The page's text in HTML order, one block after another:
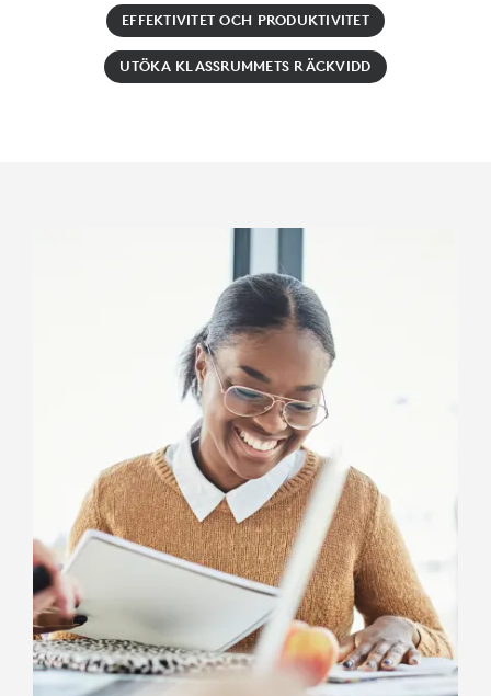
EFFEKTIVITET OCH PRODUKTIVITET
UTÖKA KLASSRUMMETS RÄCKVIDD